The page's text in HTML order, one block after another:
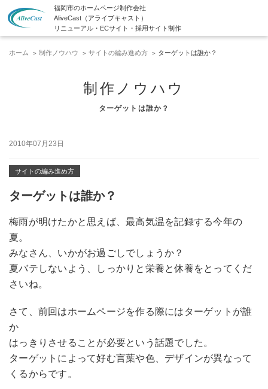
福岡市のホームページ制作会社
AliveCast（アライブキャスト）
リニューアル・ECサイト・採用サイト制作
ホーム 制作ノウハウ サイトの編み進め方 ターゲットは誰か？
制作ノウハウ
ターゲットは誰か？
2010年07月23日
サイトの編み進め方
ターゲットは誰か？
梅雨が明けたかと思えば、最高気温を記録する今年の
夏。
みなさん、いかがお過ごしでしょうか？
夏バテしないよう、しっかりと栄養と休養をとってくだ
さいね。
さて、前回はホームページを作る際にはターゲットが誰
か
はっきりさせることが必要という話題でした。
ターゲットによって好む言葉や色、デザインが異なって
くるからです。